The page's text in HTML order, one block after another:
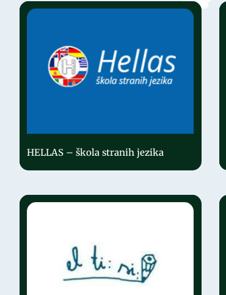
HELLAS – škola stranih jezika